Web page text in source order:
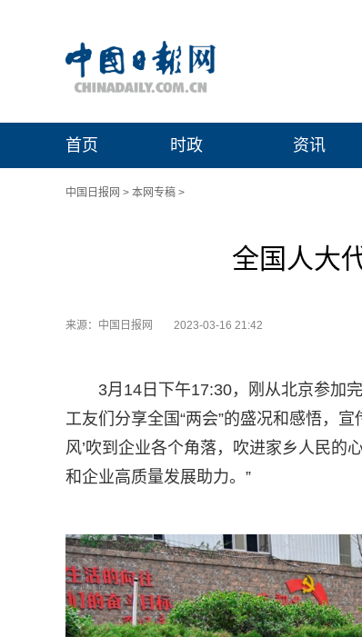
首页 时政 资讯
中国日报网 > 本网专稿 >
全国人大
来源：中国日报网 2023-03-16 21:42
3月14日下午17:30，刚从北京参加
工友们分享全国“两会”的盛况和感悟，
风’吹到企业各个角落，吹进家乡人民的
和企业高质量发展助力。”